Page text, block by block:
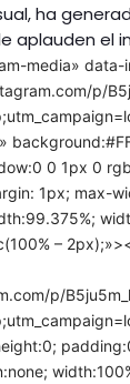
ha
aplauden el
media» data-
p/
0 1px 0
1px; max-
–
p/